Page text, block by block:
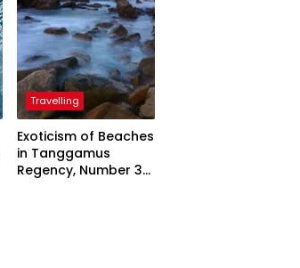
Travelling
Exoticism of Beaches
in Tanggamus
Regency, Number 3